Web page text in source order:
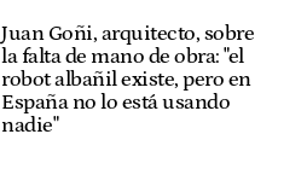
Juan Goñi, arquitecto, sobre
la falta de mano de obra: "el
robot albañil existe, pero en
España no lo está usando
nadie"